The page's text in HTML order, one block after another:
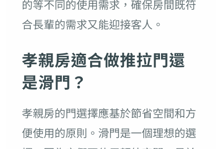
的等不同的使用需求，確保房間既符
合長輩的需求又能迎接客人。
孝親房適合做推拉門還
是滑門？
孝親房的門選擇應基於節省空間和方
便使用的原則。滑門是一個理想的選